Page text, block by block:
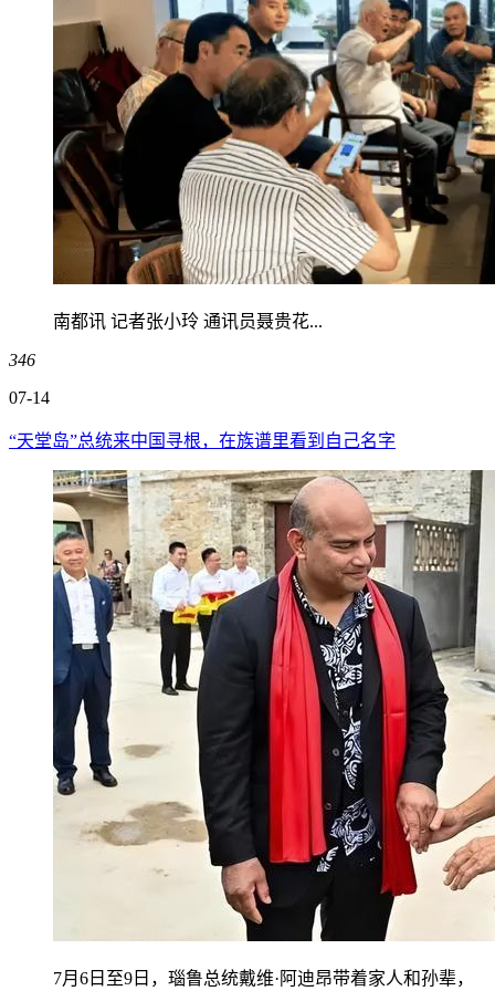
南都讯 记者张小玲 通讯员聂贵花...
346
07-14
“天堂岛”总统来中国寻根，在族谱里看到自己名字
7月6日至9日，瑙鲁总统戴维·阿迪昂带着家人和孙辈，